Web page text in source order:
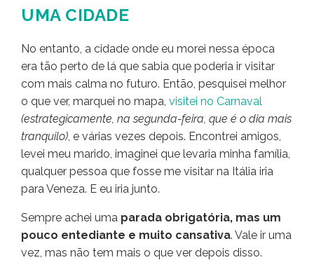
UMA CIDADE
No entanto, a cidade onde eu morei nessa época
era tão perto de lá que sabia que poderia ir visitar
com mais calma no futuro. Então, pesquisei melhor
o que ver, marquei no mapa, visitei no Carnaval
(estrategicamente, na segunda-feira, que é o dia mais
tranquilo), e várias vezes depois. Encontrei amigos,
levei meu marido, imaginei que levaria minha família,
qualquer pessoa que fosse me visitar na Itália iria
para Veneza. E eu iria junto.
Sempre achei uma parada obrigatória, mas um
pouco entediante e muito cansativa. Vale ir uma
vez, mas não tem mais o que ver depois disso.